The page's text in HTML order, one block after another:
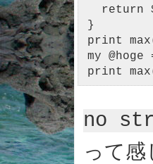
return
}
print
my
print
no
って